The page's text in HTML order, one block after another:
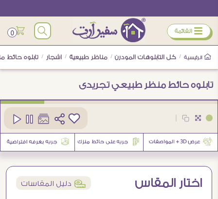
ÿ القائمة 0
الرئيسية / كل التابلوهات المودرن / مناظر طبيعية / اشجار / تابلوه حائط
تابلوه حائط منظر طبيعي تجريدى
اختار المقاس í دليل المقاسات